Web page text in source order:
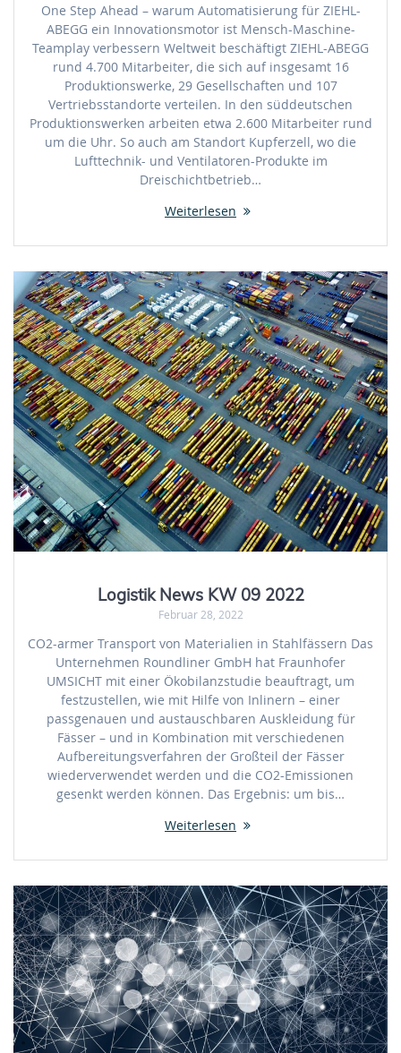
One Step Ahead – warum Automatisierung für ZIEHL-
ABEGG ein Innovationsmotor ist Mensch-Maschine-
Teamplay verbessern Weltweit beschäftigt ZIEHL-ABEGG
rund 4.700 Mitarbeiter, die sich auf insgesamt 16
Produktionswerke, 29 Gesellschaften und 107
Vertriebsstandorte verteilen. In den süddeutschen
Produktionswerken arbeiten etwa 2.600 Mitarbeiter rund
um die Uhr. So auch am Standort Kupferzell, wo die
Lufttechnik- und Ventilatoren-Produkte im
Dreischichtbetrieb…
Weiterlesen
Logistik News KW 09 2022
Februar 28, 2022
CO2-armer Transport von Materialien in Stahlfässern Das
Unternehmen Roundliner GmbH hat Fraunhofer
UMSICHT mit einer Ökobilanzstudie beauftragt, um
festzustellen, wie mit Hilfe von Inlinern – einer
passgenauen und austauschbaren Auskleidung für
Fässer – und in Kombination mit verschiedenen
Aufbereitungsverfahren der Großteil der Fässer
wiederverwendet werden und die CO2-Emissionen
gesenkt werden können. Das Ergebnis: um bis…
Weiterlesen